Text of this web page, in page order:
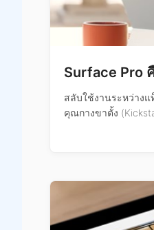
Surface Pro
สลับใช้งานระหว่าง
คุณกางขาตั้ง